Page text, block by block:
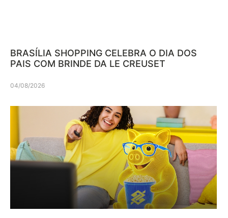
BRASÍLIA SHOPPING CELEBRA O DIA DOS
PAIS COM BRINDE DA LE CREUSET
04/08/2026